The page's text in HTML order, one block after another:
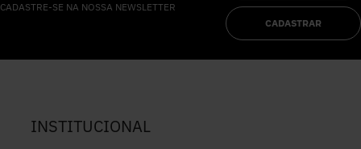
CADASTRE-SE NA NOSSA NEWSLETTER
CADASTRAR
INSTITUCIONAL